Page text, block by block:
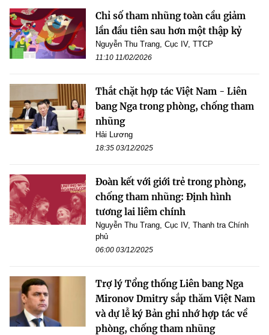
Chỉ số tham nhũng toàn cầu giảm
lần đầu tiên sau hơn một thập kỷ
Nguyễn Thu Trang, Cục IV, TTCP
11:10 11/02/2026
Thắt chặt hợp tác Việt Nam - Liên
bang Nga trong phòng, chống tham
nhũng
Hải Lương
18:35 03/12/2025
Đoàn kết với giới trẻ trong phòng,
chống tham nhũng: Định hình
tương lai liêm chính
Nguyễn Thu Trang, Cục IV, Thanh tra Chính
phủ
06:00 03/12/2025
Trợ lý Tổng thống Liên bang Nga
Mironov Dmitry sắp thăm Việt Nam
và dự lễ ký Bản ghi nhớ hợp tác về
phòng, chống tham nhũng